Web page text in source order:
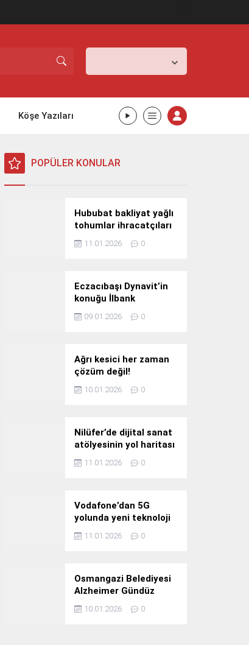
Köşe Yazıları
POPÜLER KONULAR
Hububat bakliyat yağlı
tohumlar ihracatçıları
Güney Kore yolcusu
11.01.2026 0
Eczacıbaşı Dynavit’in
konuğu İlbank
09.01.2026 0
Ağrı kesici her zaman
çözüm değil!
10.01.2026 0
Nilüfer’de dijital sanat
atölyesinin yol haritası
konuşuldu
11.01.2026 0
Vodafone’dan 5G
yolunda yeni teknoloji
yatırımı
11.01.2026 0
Osmangazi Belediyesi
Alzheimer Gündüz
Bakım Evi 3. Yılını
Kutladı
10.01.2026 0